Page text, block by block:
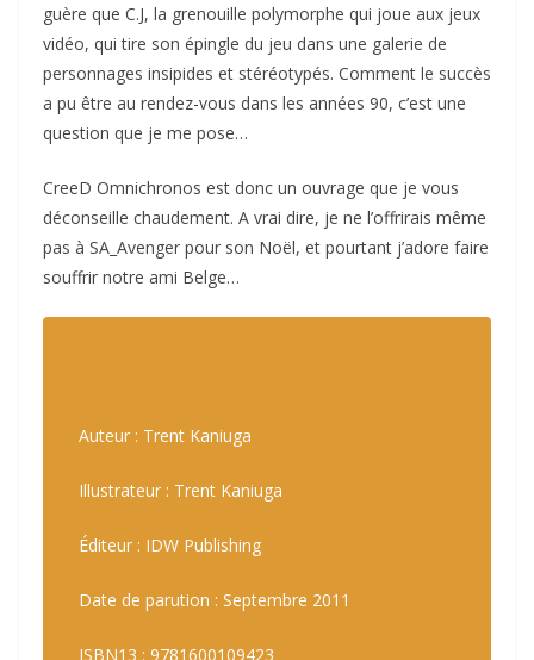
guère que C.J, la grenouille polymorphe qui joue aux jeux
vidéo, qui tire son épingle du jeu dans une galerie de
personnages insipides et stéréotypés. Comment le succès
a pu être au rendez-vous dans les années 90, c’est une
question que je me pose…
CreeD Omnichronos est donc un ouvrage que je vous
déconseille chaudement. A vrai dire, je ne l’offrirais même
pas à SA_Avenger pour son Noël, et pourtant j’adore faire
souffrir notre ami Belge…
Auteur : Trent Kaniuga
Illustrateur : Trent Kaniuga
Éditeur : IDW Publishing
Date de parution : Septembre 2011
ISBN13 : 9781600109423